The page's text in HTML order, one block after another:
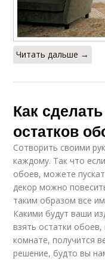
Читать дальше →
Как
остатков
Сотворить своими
каждому. Так что
обоев, можете
декор можно
таким образом все
Какими будут ваши
взять остатки
комнате, получится
решение, будто вы